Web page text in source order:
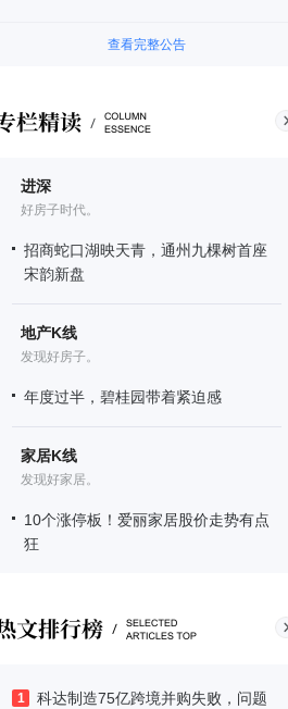
查看完整公告
进深
好房子时代。
招商蛇口湖映天青，通州九棵树首座
宋韵新盘
地产K线
发现好房子。
年度过半，碧桂园带着紧迫感
家居K线
发现好家居。
10个涨停板！爱丽家居股价走势有点
狂
1
科达制造75亿跨境并购失败，问题